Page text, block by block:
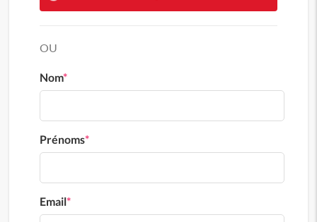
OU
Nom*
Prénoms*
Email*